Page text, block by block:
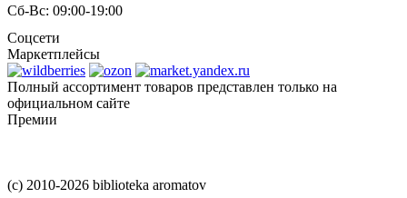
Сб-Вс: 09:00-19:00
Соцсети
Маркетплейсы
Полный ассортимент товаров представлен только на
официальном сайте
Премии
(c) 2010-2026 biblioteka aromatov